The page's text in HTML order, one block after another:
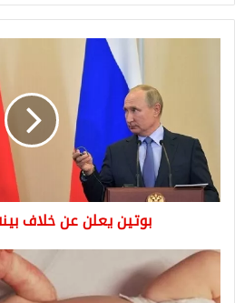
وبين
أردوغان
بوتين يعلن عن خلاف
انتشار
مجهول